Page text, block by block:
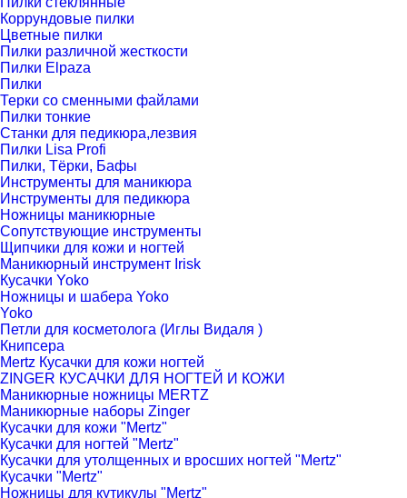
Коррундовые пилки
Цветные пилки
Пилки различной жесткости
Пилки Elpaza
Пилки
Терки со сменными файлами
Пилки тонкие
Станки для педикюра,лезвия
Пилки Lisa Profi
Пилки, Тёрки, Бафы
Инструменты для маникюра
Инструменты для педикюра
Ножницы маникюрные
Сопутствующие инструменты
Щипчики для кожи и ногтей
Маникюрный инструмент Irisk
Кусачки Yoko
Ножницы и шабера Yoko
Yoko
Петли для косметолога (Иглы Видаля )
Книпсера
Mertz Кусачки для кожи ногтей
ZINGER КУСАЧКИ ДЛЯ НОГТЕЙ И КОЖИ
Маникюрные ножницы MERTZ
Маникюрные наборы Zinger
Кусачки для кожи "Mertz"
Кусачки для ногтей "Mertz"
Кусачки для утолщенных и вросших ногтей "Mertz"
Кусачки "Mertz"
Ножницы для кутикулы "Mertz"